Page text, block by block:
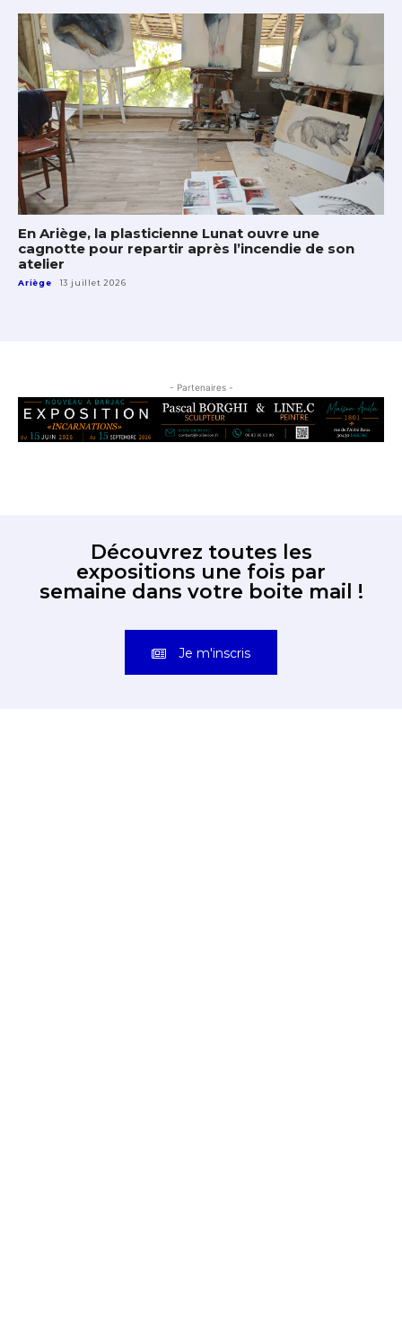
En Ariège, la plasticienne Lunat ouvre une
cagnotte pour repartir après l’incendie de son
atelier
Ariège 13 juillet 2026
- Partenaires -
Découvrez toutes les
expositions une fois par
semaine dans votre boite mail !
Je m'inscris